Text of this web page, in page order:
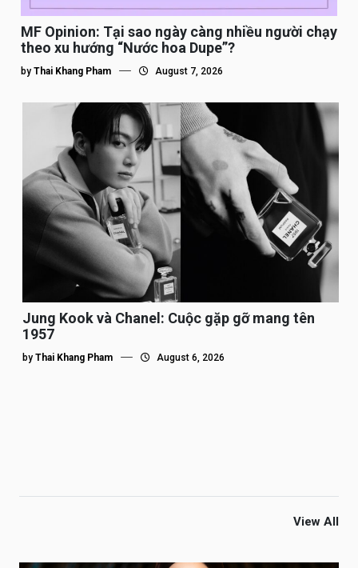
MF Opinion: Tại sao ngày càng nhiều người chạy
theo xu hướng “Nước hoa Dupe”?
by Thai Khang Pham August 7, 2026
Jung Kook và Chanel: Cuộc gặp gỡ mang tên
1957
by Thai Khang Pham August 6, 2026
View All